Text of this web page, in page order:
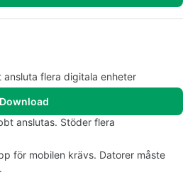
ansluta flera digitala enheter
Download
anslutas. Stöder flera
för mobilen krävs. Datorer måste